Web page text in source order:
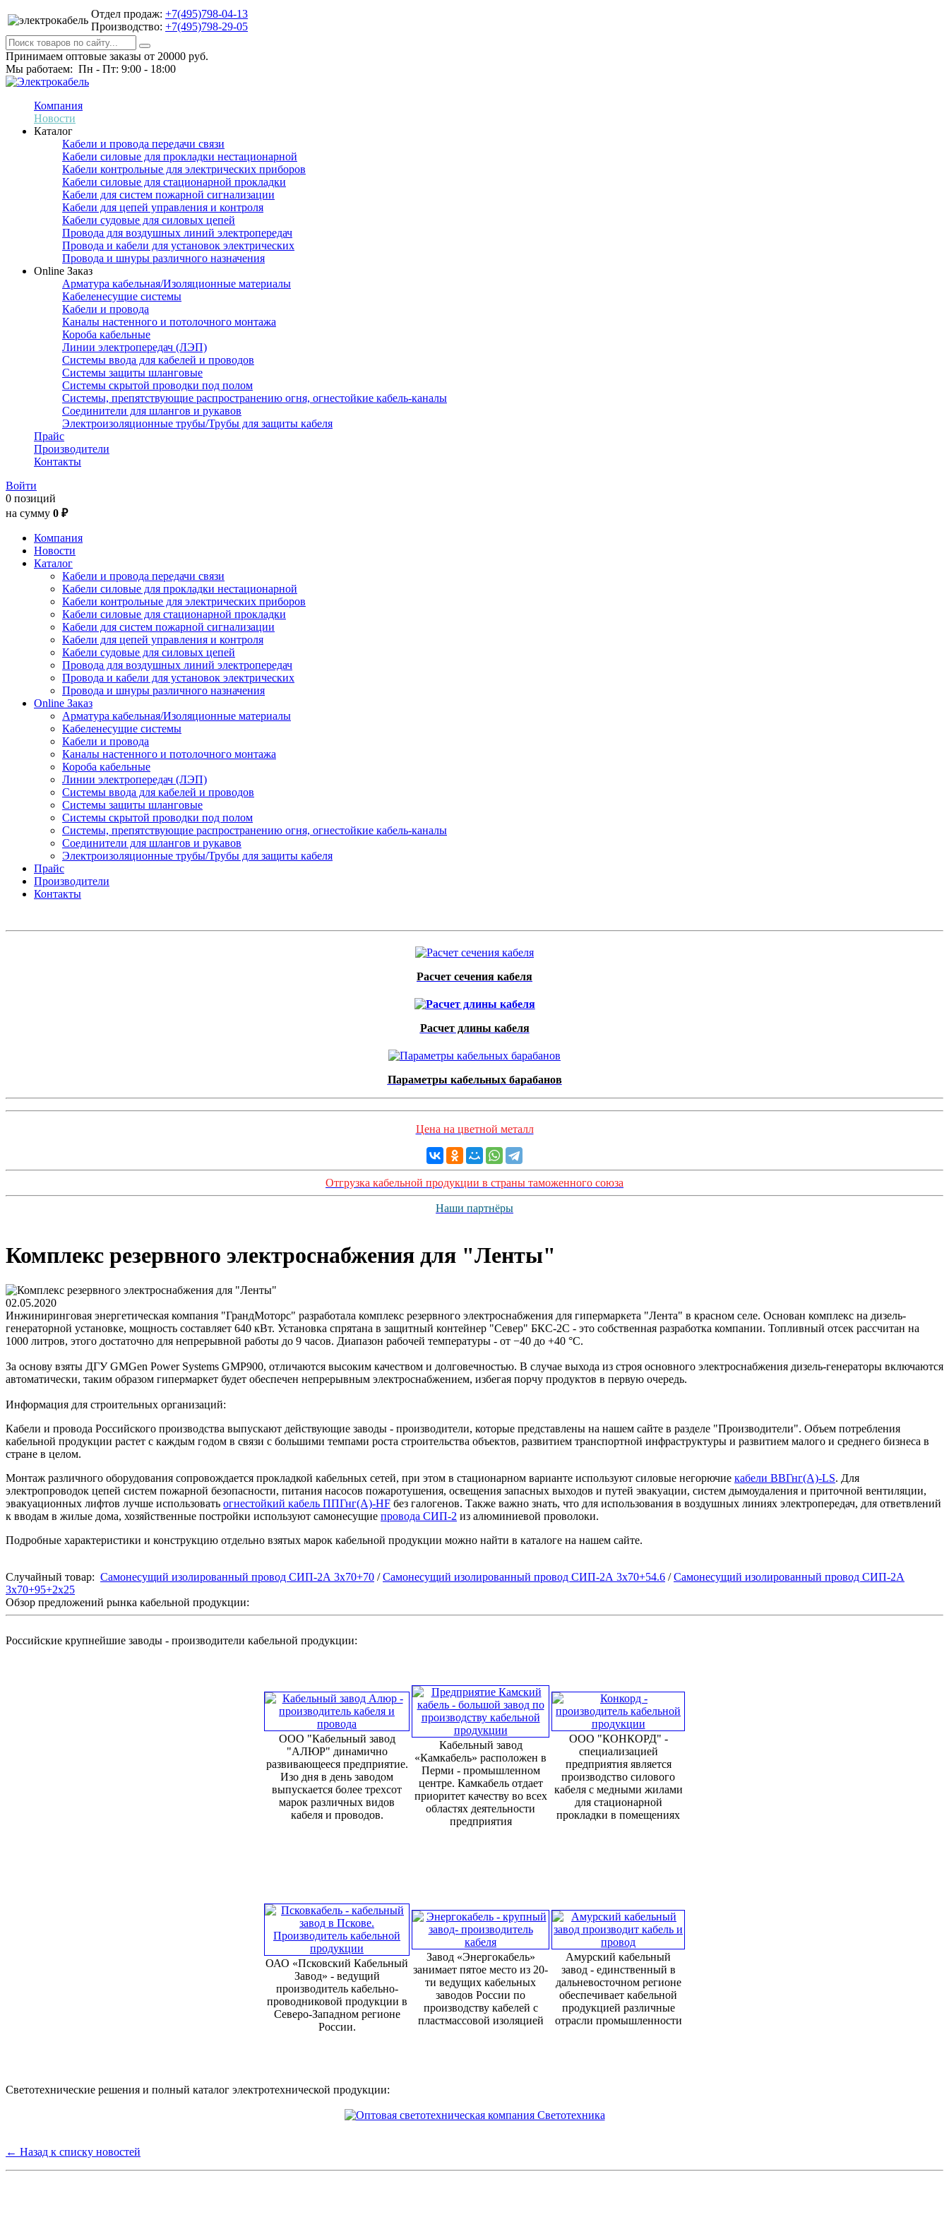
Отдел продаж: +7(495)798-04-13
Производство: +7(495)798-29-05
Принимаем оптовые заказы от 20000 руб.
Мы работаем: Пн - Пт: 9:00 - 18:00
Компания
Новости
Каталог
Кабели и провода передачи связи
Кабели силовые для прокладки нестационарной
Кабели контрольные для электрических приборов
Кабели силовые для стационарной прокладки
Кабели для систем пожарной сигнализации
Кабели для цепей управления и контроля
Кабели судовые для силовых цепей
Провода для воздушных линий электропередач
Провода и кабели для установок электрических
Провода и шнуры различного назначения
Online Заказ
Арматура кабельная/Изоляционные материалы
Кабеленесущие системы
Кабели и провода
Каналы настенного и потолочного монтажа
Короба кабельные
Линии электропередач (ЛЭП)
Системы ввода для кабелей и проводов
Системы защиты шланговые
Системы скрытой проводки под полом
Системы, препятствующие распространению огня, огнестойкие кабель-каналы
Соединители для шлангов и рукавов
Электроизоляционные трубы/Трубы для защиты кабеля
Прайс
Производители
Контакты
Войти
0 позиций
на сумму 0 ₽
Компания
Новости
Каталог
Кабели и провода передачи связи
Кабели силовые для прокладки нестационарной
Кабели контрольные для электрических приборов
Кабели силовые для стационарной прокладки
Кабели для систем пожарной сигнализации
Кабели для цепей управления и контроля
Кабели судовые для силовых цепей
Провода для воздушных линий электропередач
Провода и кабели для установок электрических
Провода и шнуры различного назначения
Online Заказ
Арматура кабельная/Изоляционные материалы
Кабеленесущие системы
Кабели и провода
Каналы настенного и потолочного монтажа
Короба кабельные
Линии электропередач (ЛЭП)
Системы ввода для кабелей и проводов
Системы защиты шланговые
Системы скрытой проводки под полом
Системы, препятствующие распространению огня, огнестойкие кабель-каналы
Соединители для шлангов и рукавов
Электроизоляционные трубы/Трубы для защиты кабеля
Прайс
Производители
Контакты
Расчет сечения кабеля
Расчет длины кабеля
Параметры кабельных барабанов
Цена на цветной металл
Отгрузка кабельной продукции в страны таможенного союза
Наши партнёры
Комплекс резервного электроснабжения для "Ленты"
02.05.2020
Инжиниринговая энергетическая компания "ГрандМоторс" разработала комплекс резервного электроснабжения для гипермаркета "Лента" в красном селе. Основан комплекс на дизель-
генераторной установке, мощность составляет 640 кВт. Установка спрятана в защитный контейнер "Север" БКС-2С - это собственная разработка компании. Топливный отсек рассчитан на
1000 литров, этого достаточно для непрерывной работы до 9 часов. Диапазон рабочей температуры - от −40 до +40 °C.
За основу взяты ДГУ GMGen Power Systems GMP900, отличаются высоким качеством и долговечностью. В случае выхода из строя основного электроснабжения дизель-генераторы включаются
автоматически, таким образом гипермаркет будет обеспечен непрерывным электроснабжением, избегая порчу продуктов в первую очередь.
Информация для строительных организаций:
Кабели и провода Российского производства выпускают действующие заводы - производители, которые представлены на нашем сайте в разделе "Производители". Объем потребления
кабельной продукции растет с каждым годом в связи с большими темпами роста строительства объектов, развитием транспортной инфраструктуры и развитием малого и среднего бизнеса в
стране в целом.
Монтаж различного оборудования сопровождается прокладкой кабельных сетей, при этом в стационарном варианте используют силовые негорючие кабели ВВГнг(А)-LS. Для
электропроводок цепей систем пожарной безопасности, питания насосов пожаротушения, освещения запасных выходов и путей эвакуации, систем дымоудаления и приточной вентиляции,
эвакуационных лифтов лучше использовать огнестойкий кабель ППГнг(А)-HF без галогенов. Также важно знать, что для использования в воздушных линиях электропередач, для ответвлений
к вводам в жилые дома, хозяйственные постройки используют самонесущие провода СИП-2 из алюминиевой проволоки.
Подробные характеристики и конструкцию отдельно взятых марок кабельной продукции можно найти в каталоге на нашем сайте.
Случайный товар: Самонесущий изолированный провод СИП-2А 3х70+70 /Самонесущий изолированный провод СИП-2А 3х70+54.6 /Самонесущий изолированный провод СИП-2А
3х70+95+2х25
Обзор предложений рынка кабельной продукции:
Российские крупнейшие заводы - производители кабельной продукции:
ООО "Кабельный завод
"АЛЮР" динамично
развивающееся предприятие.
Изо дня в день заводом
выпускается более трехсот
марок различных видов
кабеля и проводов.
Кабельный завод
«Камкабель» расположен в
Перми - промышленном
центре. Камкабель отдает
приоритет качеству во всех
областях деятельности
предприятия
ООО "КОНКОРД" -
специализацией
предприятия является
производство силового
кабеля с медными жилами
для стационарной
прокладки в помещениях
ОАО «Псковский Кабельный
Завод» - ведущий
производитель кабельно-
проводниковой продукции в
Северо-Западном регионе
России.
Завод «Энергокабель»
занимает пятое место из 20-
ти ведущих кабельных
заводов России по
производству кабелей с
пластмассовой изоляцией
Амурский кабельный
завод - единственный в
дальневосточном регионе
обеспечивает кабельной
продукцией различные
отрасли промышленности
Светотехнические решения и полный каталог электротехнической продукции:
← Назад к списку новостей